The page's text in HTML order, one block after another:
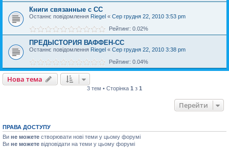
Книги связанные с СС
Останнє повідомлення Riegel « Сер грудня 22, 2010 3:53 pm
Рейтинг: 0.02%
ПРЕДЫСТОРИЯ ВАФФЕН-СС
Останнє повідомлення Riegel « Сер грудня 22, 2010 3:38 pm
Рейтинг: 0.04%
Нова тема
3 тем • Сторінка 1 з 1
Перейти
ПРАВА ДОСТУПУ
Ви не можете створювати нові теми у цьому форумі
Ви не можете відповідати на теми у цьому форумі